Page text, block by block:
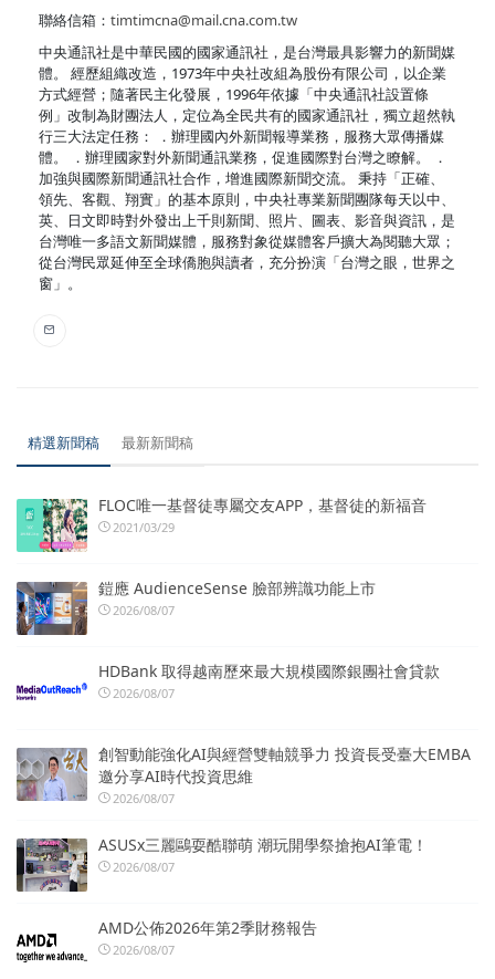
聯絡信箱： timtimcna@mail.cna.com.tw
中央通訊社是中華民國的國家通訊社，是台灣最具影響力的新聞媒
體。 經歷組織改造，1973年中央社改組為股份有限公司，以企業
方式經營；隨著民主化發展，1996年依據「中央通訊社設置條
例」改制為財團法人，定位為全民共有的國家通訊社，獨立超然執
行三大法定任務： ．辦理國內外新聞報導業務，服務大眾傳播媒
體。 ．辦理國家對外新聞通訊業務，促進國際對台灣之瞭解。 ．
加強與國際新聞通訊社合作，增進國際新聞交流。 秉持「正確、
領先、客觀、翔實」的基本原則，中央社專業新聞團隊每天以中、
英、日文即時對外發出上千則新聞、照片、圖表、影音與資訊，是
台灣唯一多語文新聞媒體，服務對象從媒體客戶擴大為閱聽大眾；
從台灣民眾延伸至全球僑胞與讀者，充分扮演「台灣之眼，世界之
窗」。
精選新聞稿 最新新聞稿
FLOC唯一基督徒專屬交友APP，基督徒的新福音
2021/03/29
鎧應 AudienceSense 臉部辨識功能上市
2026/08/07
HDBank 取得越南歷來最大規模國際銀團社會貸款
2026/08/07
創智動能強化AI與經營雙軸競爭力 投資長受臺大EMBA
邀分享AI時代投資思維
2026/08/07
ASUSx三麗鷗耍酷聯萌 潮玩開學祭搶抱AI筆電！
2026/08/07
AMD公佈2026年第2季財務報告
2026/08/07